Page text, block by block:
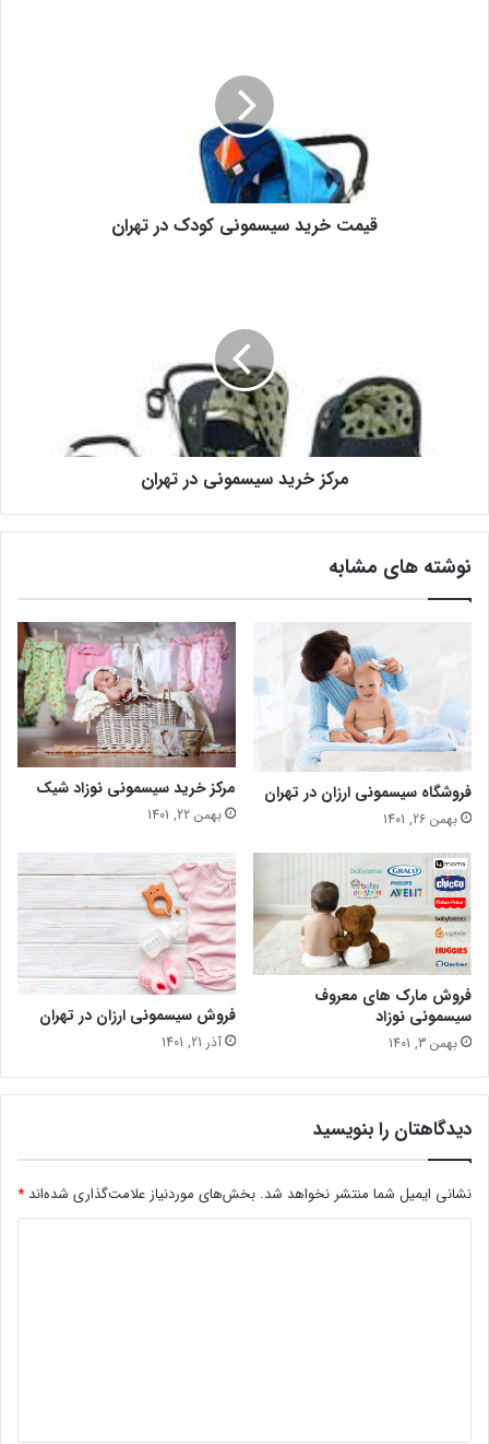
قیمت خرید سیسمونی کودک در تهران
مرکز خرید سیسمونی در تهران
نوشته های مشابه
فروشگاه سیسمونی ارزان در تهران
بهمن 26, 1401
مرکز خرید سیسمونی نوزاد شیک
بهمن 22, 1401
فروش مارک های معروف
سیسمونی نوزاد
بهمن 3, 1401
فروش سیسمونی ارزان در تهران
آذر 21, 1401
دیدگاهتان را بنویسید
نشانی ایمیل شما منتشر نخواهد شد. بخش‌های موردنیاز علامت‌گذاری شده‌اند *